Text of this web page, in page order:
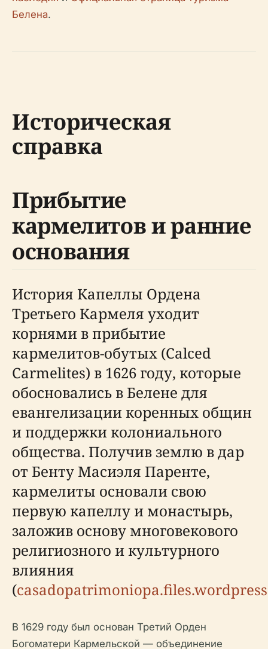
Белена.
Историческая
справка
Прибытие
кармелитов и ранние
основания
История Капеллы Ордена
Третьего Кармеля уходит
корнями в прибытие
кармелитов-обутых (Calced
Carmelites) в 1626 году, которые
обосновались в Белене для
евангелизации коренных общин
и поддержки колониального
общества. Получив землю в дар
от Бенту Масиэля Паренте,
кармелиты основали свою
первую капеллу и монастырь,
заложив основу многовекового
религиозного и культурного
влияния
(
В 1629 году был основан Третий Орден
Богоматери Кармельской — объединение